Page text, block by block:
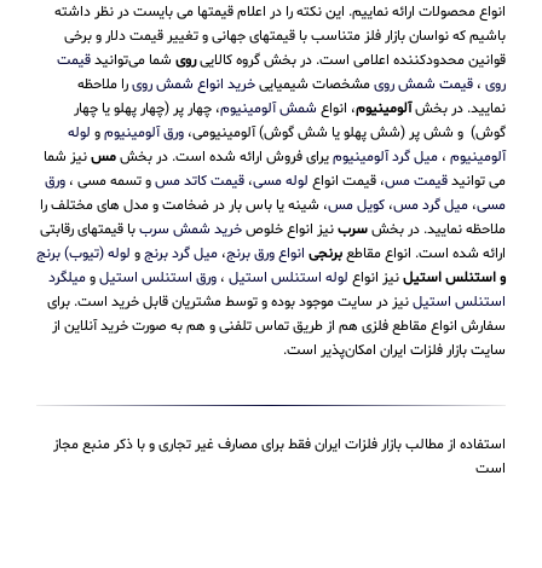
انواع محصولات ارائه نماییم. این نکته را در اعلام قیمتها می بایست در نظر داشته
باشیم که نواسان بازار فلز متناسب با قیمتهای جهانی و تغییر قیمت دلار و برخی
قوانین محدودکننده اعلامی است. در بخش گروه کالاییروی شما می‌توانیدقیمت
روی ، قیمت شمش رویمشخصات شیمیاییخرید انواع شمش رویرا ملاحظه
نمایید. در بخشآلومینیوم، انواع شمش آلومینیوم، چهار پر (چهار پهلو یا چهار
گوش) و شش پر (شش پهلو یا شش گوش) آلومینیومی، ورق آلومینیومو لوله
آلومینیوم ، میل گرد آلومینیومیرای فروش ارائه شده است. در بخشمسنیز شما
می توانیدقیمت مس، قیمت انواع لوله مسی، قیمت کاتد مسو تسمه مسی ، ورق
مسی، میل گرد مس، کویل مس، شینه یا باس بار در ضخامت و مدل های مختلف را
ملاحظه نمایید. در بخشسربنیز انواع خلوصخرید شمش سرببا قیمتهای رقابتی
ارائه شده است. انواع مقاطعبرنجی انواع ورق برنج، میل گرد برنجو لوله (تیوب) برنج
و استنلس استیلنیز انواع لوله استنلس استیل ، ورق استنلس استیلومیلگرد
استنلس استیلنیز در سایت موجود بوده و توسط مشتریان قابل خرید است. برای
سفارش انواع مقاطع فلزی هم از طریق تماس تلفنی و هم به صورت خرید آنلاین از
سایت بازار فلزات ایران امکان‌پذیر است.
استفاده از مطالب بازار فلزات ایران فقط برای مصارف غیر تجاری و با ذکر منبع مجاز
است